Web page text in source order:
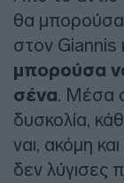
θα
στον Giannis
μπορούσα
σένα. Μέσα
δυσκολία,
ναι, ακόμη
δεν λύγισες